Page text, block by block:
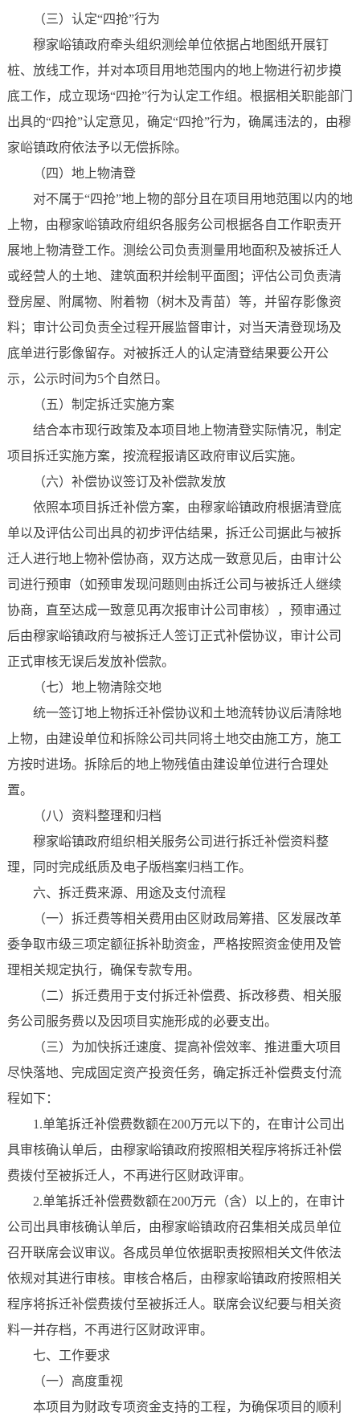
（三）认定“四抢”行为
穆家峪镇政府牵头组织测绘单位依据占地图纸开展钉
桩、放线工作，并对本项目用地范围内的地上物进行初步摸
底工作，成立现场“四抢”行为认定工作组。根据相关职能部门
出具的“四抢”认定意见，确定“四抢”行为，确属违法的，由穆
家峪镇政府依法予以无偿拆除。
（四）地上物清登
对不属于“四抢”地上物的部分且在项目用地范围以内的地
上物，由穆家峪镇政府组织各服务公司根据各自工作职责开
展地上物清登工作。测绘公司负责测量用地面积及被拆迁人
或经营人的土地、建筑面积并绘制平面图；评估公司负责清
登房屋、附属物、附着物（树木及青苗）等，并留存影像资
料；审计公司负责全过程开展监督审计，对当天清登现场及
底单进行影像留存。对被拆迁人的认定清登结果要公开公
示，公示时间为5个自然日。
（五）制定拆迁实施方案
结合本市现行政策及本项目地上物清登实际情况，制定
项目拆迁实施方案，按流程报请区政府审议后实施。
（六）补偿协议签订及补偿款发放
依照本项目拆迁补偿方案，由穆家峪镇政府根据清登底
单以及评估公司出具的初步评估结果，拆迁公司据此与被拆
迁人进行地上物补偿协商，双方达成一致意见后，由审计公
司进行预审（如预审发现问题则由拆迁公司与被拆迁人继续
协商，直至达成一致意见再次报审计公司审核），预审通过
后由穆家峪镇政府与被拆迁人签订正式补偿协议，审计公司
正式审核无误后发放补偿款。
（七）地上物清除交地
统一签订地上物拆迁补偿协议和土地流转协议后清除地
上物，由建设单位和拆除公司共同将土地交由施工方，施工
方按时进场。拆除后的地上物残值由建设单位进行合理处
置。
（八）资料整理和归档
穆家峪镇政府组织相关服务公司进行拆迁补偿资料整
理，同时完成纸质及电子版档案归档工作。
六、拆迁费来源、用途及支付流程
（一）拆迁费等相关费用由区财政局筹措、区发展改革
委争取市级三项定额征拆补助资金，严格按照资金使用及管
理相关规定执行，确保专款专用。
（二）拆迁费用于支付拆迁补偿费、拆改移费、相关服
务公司服务费以及因项目实施形成的必要支出。
（三）为加快拆迁速度、提高补偿效率、推进重大项目
尽快落地、完成固定资产投资任务，确定拆迁补偿费支付流
程如下：
1.单笔拆迁补偿费数额在200万元以下的，在审计公司出
具审核确认单后，由穆家峪镇政府按照相关程序将拆迁补偿
费拨付至被拆迁人，不再进行区财政评审。
2.单笔拆迁补偿费数额在200万元（含）以上的，在审计
公司出具审核确认单后，由穆家峪镇政府召集相关成员单位
召开联席会议审议。各成员单位依据职责按照相关文件依法
依规对其进行审核。审核合格后，由穆家峪镇政府按照相关
程序将拆迁补偿费拨付至被拆迁人。联席会议纪要与相关资
料一并存档，不再进行区财政评审。
七、工作要求
（一）高度重视
本项目为财政专项资金支持的工程，为确保项目的顺利